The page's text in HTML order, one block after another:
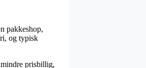
pakkeshop,
og typisk
prisbillig,